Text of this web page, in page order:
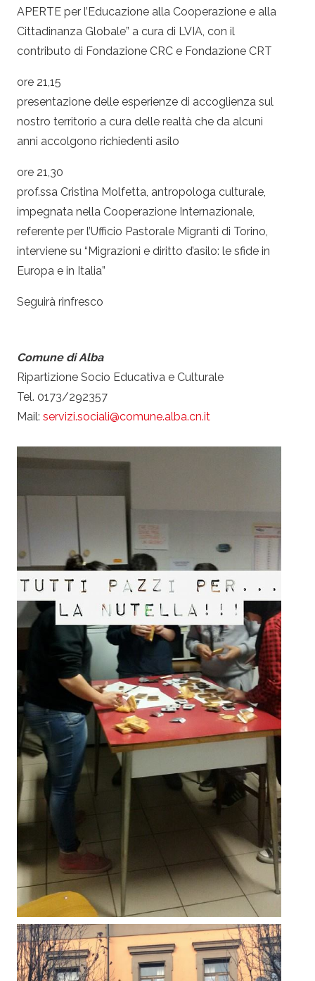
APERTE per l’Educazione alla Cooperazione e alla
Cittadinanza Globale” a cura di LVIA, con il
contributo di Fondazione CRC e Fondazione CRT
ore 21,15
presentazione delle esperienze di accoglienza sul
nostro territorio a cura delle realtà che da alcuni
anni accolgono richiedenti asilo
ore 21,30
prof.ssa Cristina Molfetta, antropologa culturale,
impegnata nella Cooperazione Internazionale,
referente per l’Ufficio Pastorale Migranti di Torino,
interviene su “Migrazioni e diritto d’asilo: le sfide in
Europa e in Italia”
Seguirà rinfresco
Comune di Alba
Ripartizione Socio Educativa e Culturale
Tel. 0173/292357
Mail: servizi.sociali@comune.alba.cn.it